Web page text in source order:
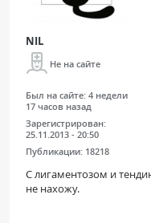
NIL
Не на сайте
Был на сайте: 4 недели
17 часов назад
Зарегистрирован:
25.11.2013 - 20:50
Публикации: 18218
С лигаментозом и
не нахожу.